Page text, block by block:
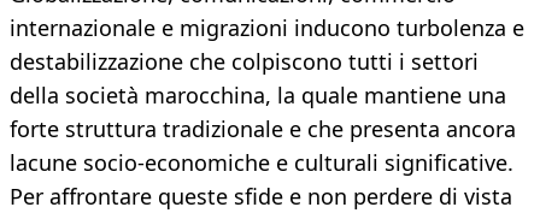
internazionale e migrazioni inducono turbolenza e
destabilizzazione che colpiscono tutti i settori
della società marocchina, la quale mantiene una
forte struttura tradizionale e che presenta ancora
lacune socio-economiche e culturali significative.
Per affrontare queste sfide e non perdere di vista